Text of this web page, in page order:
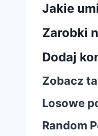
Jakie
Zarobki
Dodaj
Zobacz
Losowe
Random